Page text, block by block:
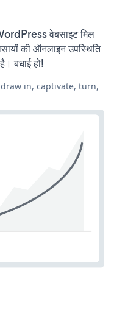
वेबसाइट मिल
की ऑनलाइन उपस्थिति
बधाई हो!
draw in, captivate, turn,